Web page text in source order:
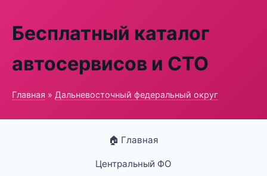
Бесплатный каталог
автосервисов и СТО
Главная » Дальневосточный федеральный округ
🏠 Главная
Центральный ФО